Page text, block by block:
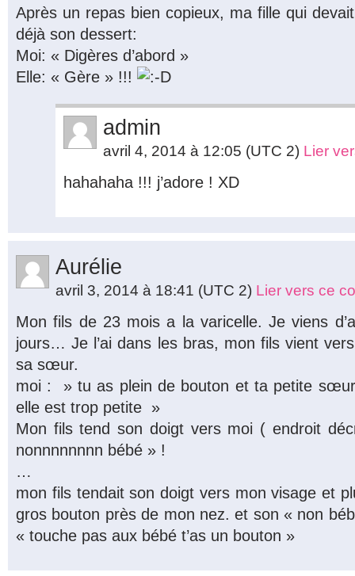
Après un repas bien copieux, ma fille qui
déjà son dessert:
Moi: « Digères d’abord »
Elle: « Gère » !!!
admin
avril 4, 2014 à 12:05 (UTC 2) Lier
hahahaha !!! j’adore ! XD
Aurélie
avril 3, 2014 à 18:41 (UTC 2) Lier vers ce
Mon fils de 23 mois a la varicelle. Je viens
jours… Je l’ai dans les bras, mon fils vient
sa sœur.
moi : » tu as plein de bouton et ta petite
elle est trop petite »
Mon fils tend son doigt vers moi ( endroit
nonnnnnnnn bébé » !
…
mon fils tendait son doigt vers mon visage et
gros bouton près de mon nez. et son « non
« touche pas aux bébé t’as un bouton »